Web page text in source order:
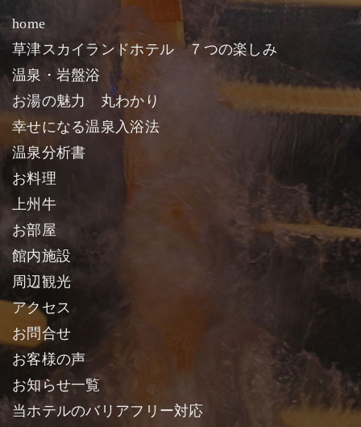
home
草津スカイランドホテル ７つの楽しみ
温泉・岩盤浴
お湯の魅力 丸わかり
幸せになる温泉入浴法
温泉分析書
お料理
上州牛
お部屋
館内施設
周辺観光
アクセス
お問合せ
お客様の声
お知らせ一覧
当ホテルのバリアフリー対応